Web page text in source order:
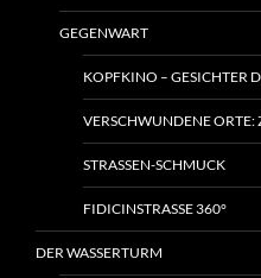
GEGENWART
KOPFKINO – GESICHTER
VERSCHWUNDENE ORTE:
STRASSEN-SCHMUCK
FIDICINSTRASSE 360°
DER WASSERTURM